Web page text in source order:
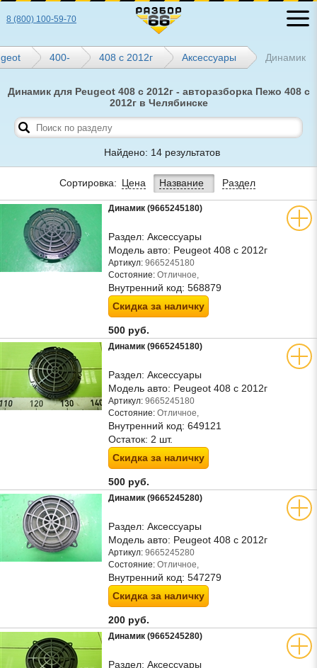
8 (800) 100-59-70
400- 408 с 2012г Аксессуары Динамик
Динамик для Peugeot 408 с 2012г - авторазборка Пежо 408 с
2012г в Челябинске
Найдено: 14 результатов
Сортировка: Цена Название Раздел
Динамик (9665245180)
Раздел: Аксессуары
Модель авто: Peugeot 408 с 2012г
Артикул: 9665245180
Состояние: Отличное,
Внутренний код: 568879
Скидка за наличку
500 руб.
Динамик (9665245180)
Раздел: Аксессуары
Модель авто: Peugeot 408 с 2012г
Артикул: 9665245180
Состояние: Отличное,
Внутренний код: 649121
Остаток: 2 шт.
Скидка за наличку
500 руб.
Динамик (9665245280)
Раздел: Аксессуары
Модель авто: Peugeot 408 с 2012г
Артикул: 9665245280
Состояние: Отличное,
Внутренний код: 547279
Скидка за наличку
200 руб.
Динамик (9665245280)
Раздел: Аксессуары